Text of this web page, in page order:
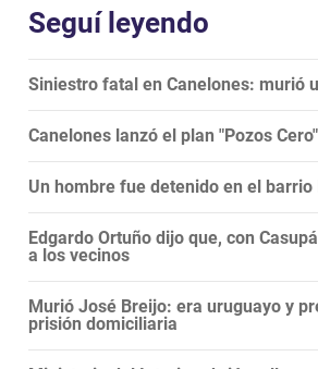
Seguí leyendo
Siniestro fatal en Canelones: murió
Canelones lanzó el plan "Pozos
Un hombre fue detenido en el
Edgardo Ortuño dijo que, con
a los vecinos
Murió José Breijo: era uruguayo y
prisión domiciliaria